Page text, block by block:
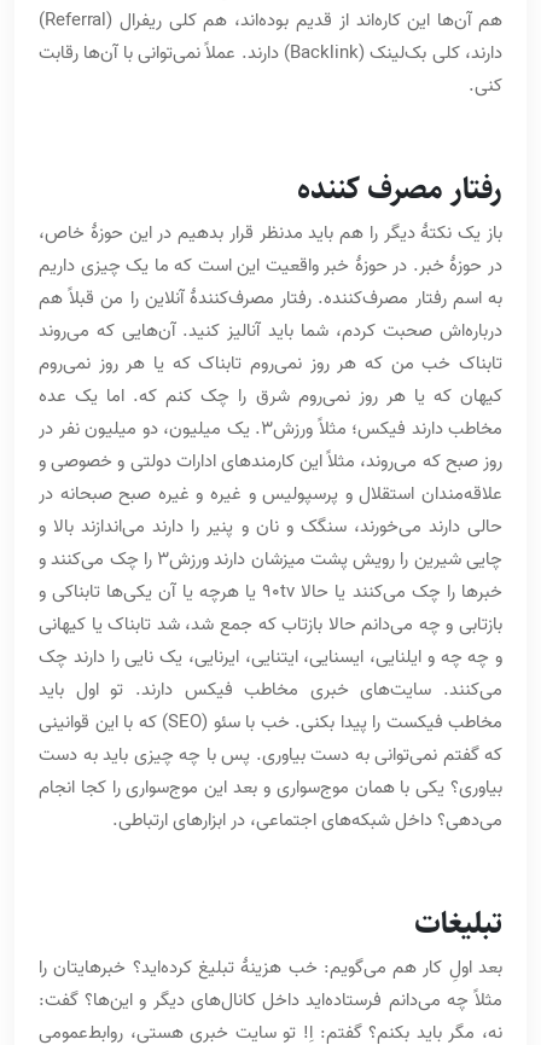
هم آن‌ها این کاره‌اند از قدیم بوده‌اند، هم کلی ریفرال (Referral)
دارند، کلی بک‌لینک (Backlink) دارند. عملاً نمی‌توانی با آن‌ها رقابت
کنی.
رفتار مصرف کننده
باز یک نکتۀ دیگر را هم باید مدنظر قرار بدهیم در این حوزۀ خاص،
در حوزۀ خبر. در حوزۀ خبر واقعیت این است که ما یک چیزی داریم
به اسم رفتار مصرف‌کننده. رفتار مصرف‌کنندۀ آنلاین را من قبلاً هم
درباره‌اش صحبت کردم، شما باید آنالیز کنید. آن‌هایی که می‌روند
تابناک خب من که هر روز نمی‌روم تابناک که یا هر روز نمی‌روم
کیهان که یا هر روز نمی‌روم شرق را چک کنم که. اما یک عده
مخاطب دارند فیکس؛ مثلاً ورزش3. یک میلیون، دو میلیون نفر در
روز صبح که می‌روند، مثلاً این کارمندهای ادارات دولتی و خصوصی و
علاقه‌مندان استقلال و پرسپولیس و غیره و غیره صبح صبحانه در
حالی دارند می‌خورند، سنگک و نان و پنیر را دارند می‌اندازند بالا و
چایی شیرین را رویش پشت میزشان دارند ورزش3 را چک می‌کنند و
خبرها را چک می‌کنند یا حالا 90tv یا هرچه یا آن یکی‌ها تابناکی و
بازتابی و چه می‌دانم حالا بازتاب که جمع شد، شد تابناک یا کیهانی
و چه چه و ایلنایی، ایسنایی، ایتنایی، ایرنایی، یک نایی را دارند چک
می‌کنند. سایت‌های خبری مخاطب فیکس دارند. تو اول باید
مخاطب فیکست را پیدا بکنی. خب با سئو (SEO) که با این قوانینی
که گفتم نمی‌توانی به دست بیاوری. پس با چه چیزی باید به دست
بیاوری؟ یکی با همان موج‌سواری و بعد این موج‌سواری را کجا انجام
می‌دهی؟ داخل شبکه‌های اجتماعی، در ابزارهای ارتباطی.
تبلیغات
بعد اولِ کار هم می‌گویم: خب هزینۀ تبلیغ کرده‌اید؟ خبرهایتان را
مثلاً چه می‌دانم فرستاده‌اید داخل کانال‌های دیگر و این‌ها؟ گفت:
نه، مگر باید بکنم؟ گفتم: اِ! تو سایت خبری هستی، روابط‌عمومی